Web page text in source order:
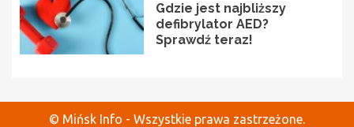
Gdzie jest najbliższy
defibrylator AED?
Sprawdź teraz!
© Mińsk Info - Wszystkie prawa zastrzeżone.